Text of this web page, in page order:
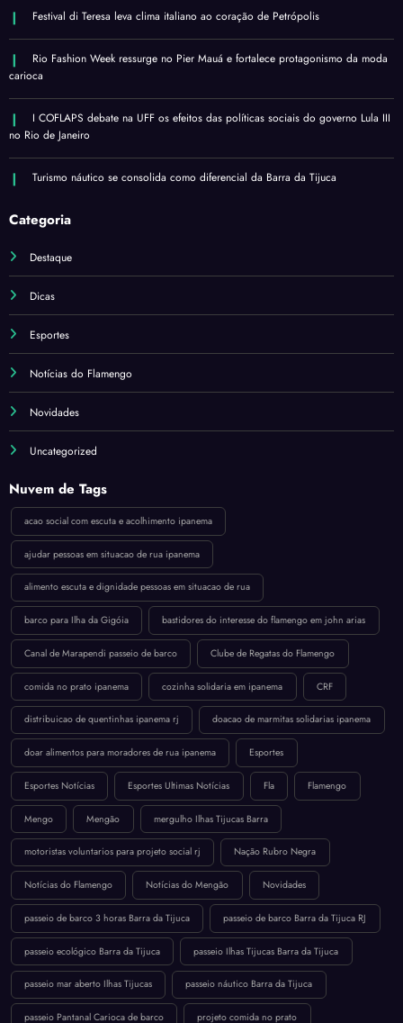
Festival di Teresa leva clima italiano ao coração de Petrópolis
Rio Fashion Week ressurge no Pier Mauá e fortalece protagonismo da moda
carioca
I COFLAPS debate na UFF os efeitos das políticas sociais do governo Lula III
no Rio de Janeiro
Turismo náutico se consolida como diferencial da Barra da Tijuca
Categoria
Destaque
Dicas
Esportes
Notícias do Flamengo
Novidades
Uncategorized
Nuvem de Tags
acao social com escuta e acolhimento ipanema
ajudar pessoas em situacao de rua ipanema
alimento escuta e dignidade pessoas em situacao de rua
barco para Ilha da Gigóia bastidores do interesse do flamengo em john arias
Canal de Marapendi passeio de barco Clube de Regatas do Flamengo
comida no prato ipanema cozinha solidaria em ipanema CRF
distribuicao de quentinhas ipanema rj doacao de marmitas solidarias ipanema
doar alimentos para moradores de rua ipanema Esportes
Esportes Notícias Esportes Ultimas Notícias Fla Flamengo
Mengo Mengão mergulho Ilhas Tijucas Barra
motoristas voluntarios para projeto social rj Nação Rubro Negra
Notícias do Flamengo Notícias do Mengão Novidades
passeio de barco 3 horas Barra da Tijuca passeio de barco Barra da Tijuca RJ
passeio ecológico Barra da Tijuca passeio Ilhas Tijucas Barra da Tijuca
passeio mar aberto Ilhas Tijucas passeio náutico Barra da Tijuca
passeio Pantanal Carioca de barco projeto comida no prato